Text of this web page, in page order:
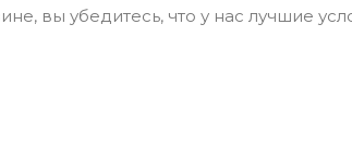
вы убедитесь, что у нас лучшие